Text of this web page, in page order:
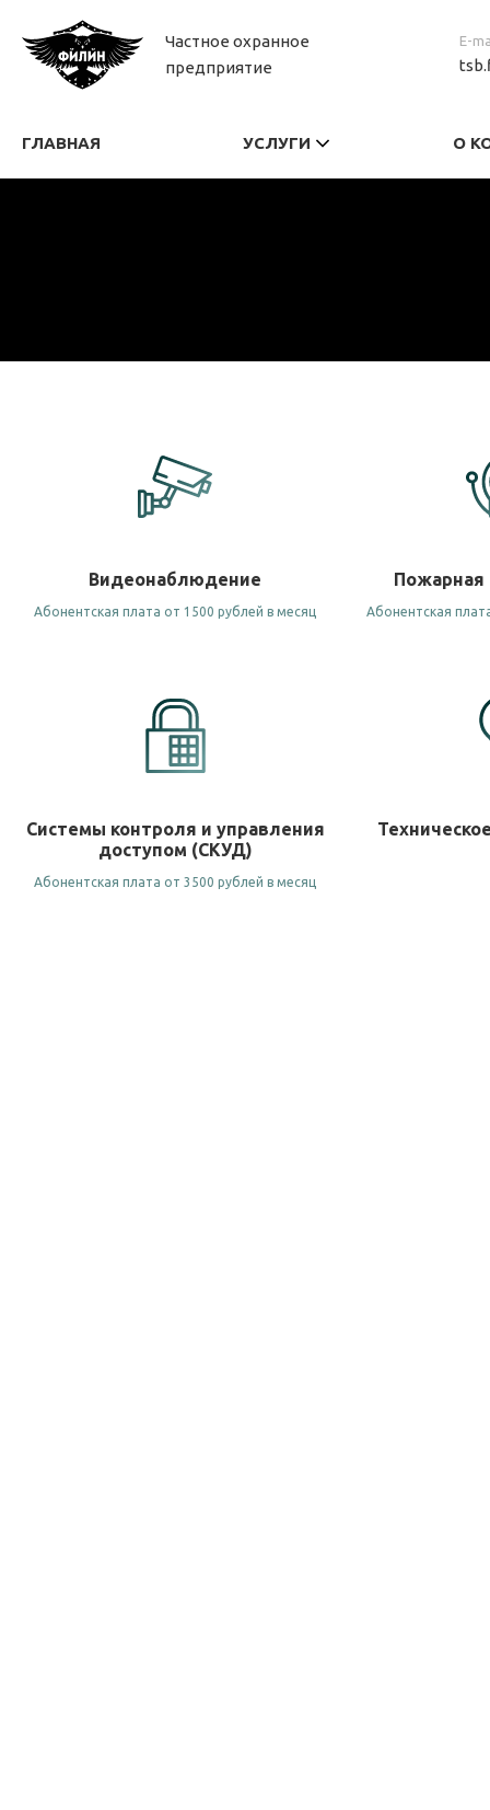
Частное охранное
предприятие
E-
ГЛАВНАЯ УСЛУГИ О
Видеонаблюдение
Абонентская плата от 1500 рублей в месяц
Пожарная
Абонентская
Системы контроля и управления
доступом (СКУД)
Абонентская плата от 3500 рублей в месяц